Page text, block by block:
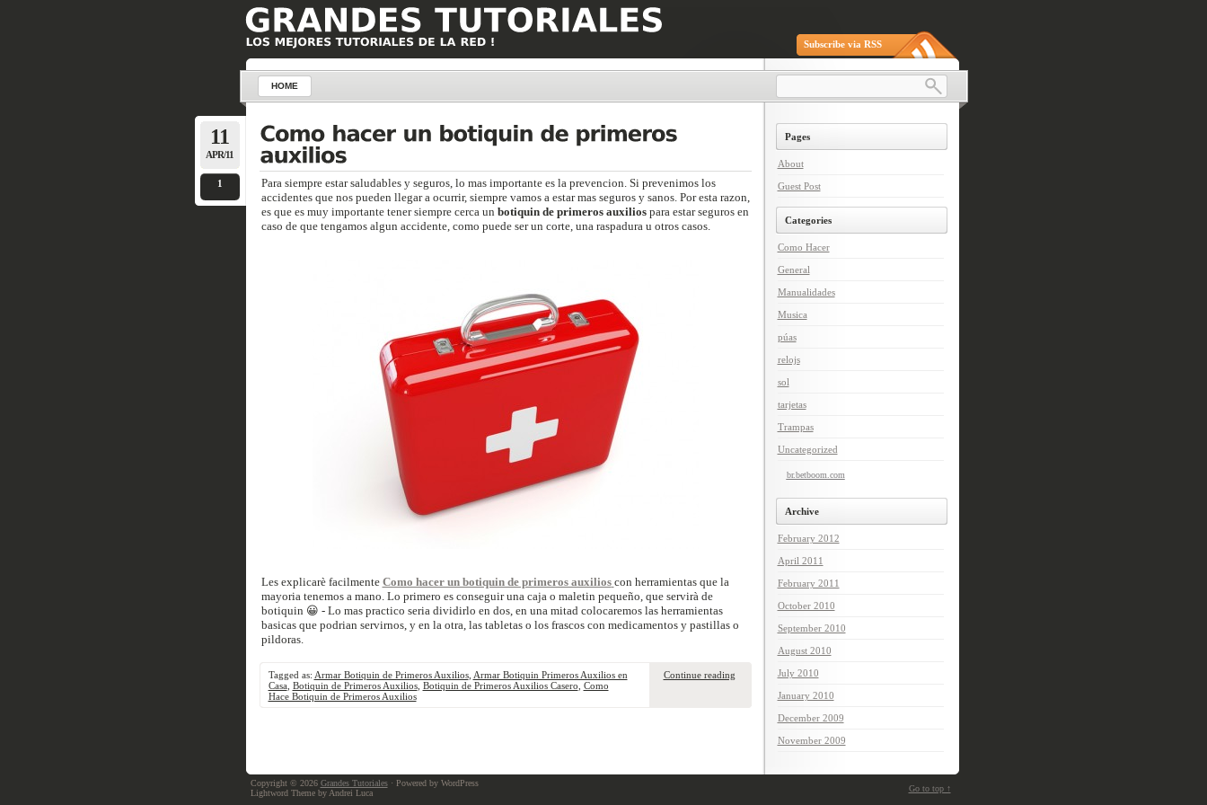
Subscribe via RSS
HOME
11
APR/11
1
Para siempre estar saludables y seguros, lo mas importante es la prevencion. Si prevenimos los
accidentes que nos pueden llegar a ocurrir, siempre vamos a estar mas seguros y sanos. Por esta razon,
es que es muy importante tener siempre cerca un botiquin de primeros auxiliospara estar seguros en
caso de que tengamos algun accidente, como puede ser un corte, una raspadura u otros casos.
Les explicarè facilmente Como hacer un botiquin de primeros auxilios con herramientas que la
mayoria tenemos a mano. Lo primero es conseguir una caja o maletin pequeño, que servirà de
botiquin 😀 - Lo mas practico seria dividirlo en dos, en una mitad colocaremos las herramientas
basicas que podrian servirnos, y en la otra, las tabletas o los frascos con medicamentos y pastillas o
pildoras.
Tagged as: Armar Botiquin de Primeros Auxilios, Armar Botiquin Primeros Auxilios en
Casa, Botiquin de Primeros Auxilios, Botiquin de Primeros Auxilios Casero Como
Hace Botiquin de Primeros Auxilios
Continue reading
Pages
About
Guest Post
Categories
Como Hacer
General
Manualidades
Musica
púas
relojs
sol
tarjetas
Trampas
Uncategorized
br.betboom.com
Archive
February 2012
April 2011
February 2011
October 2010
September 2010
August 2010
July 2010
January 2010
December 2009
November 2009
Copyright © 2026 Grandes Tutoriales· Powered by WordPress
Lightword Theme by Andrei Luca
Go to top ↑